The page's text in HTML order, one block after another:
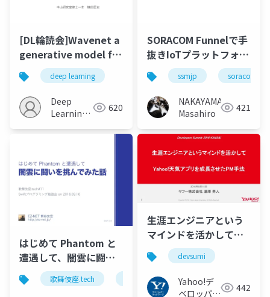
[DL輪読会]Wavenet a
generative model for
raw audiodeep learning
Deep
Learning
620
SORACOM Funnelで手
抜きIoTプラットフォー
ム #ssmjp
ssmjp soracom
NAKAYAMA
Masahiro
421
はじめて Phantom と
遭遇して、闇雲に闘い
を挑んでみた話
#kbkz_tech
歌舞伎座.tech
生涯エンジニアという
マインドを活かして
Yahoo!天気アプリを成
長させたPM手法
#devsumi
devsumi
Yahoo!デ
ベロッパー
442